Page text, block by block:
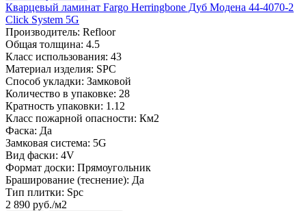
Кварцевый ламинат Fargo Herringbone Дуб Модена 44-4070-2
Click System 5G
Производитель: Refloor
Общая толщина: 4.5
Класс использования: 43
Материал изделия: SPC
Способ укладки: Замковой
Количество в упаковке: 28
Кратность упаковки: 1.12
Класс пожарной опасности: Км2
Фаска: Да
Замковая система: 5G
Вид фаски: 4V
Формат доски: Прямоугольник
Браширование (теснение): Да
Тип плитки: Spc
2 890 руб./м2